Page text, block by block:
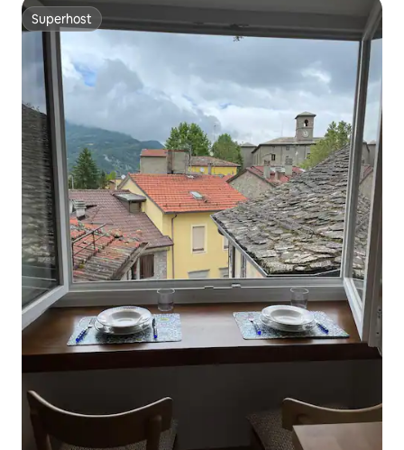
Superhost
Superhost